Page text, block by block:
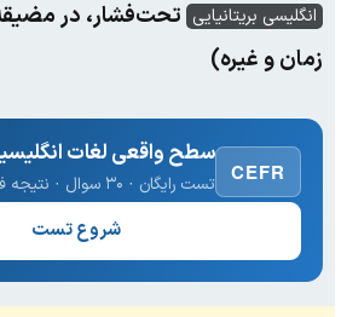
انگلیسی بریتانیایی تحت‌فشار، در
زمان و غیره)
CEFR
سطح واقعی لغات
تست رایگان · ۳۰ سوال · نتیجه فوری
شروع تست